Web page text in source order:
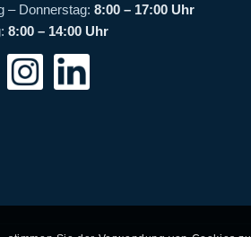
– Donnerstag: 8:00 – 17:00 Uhr
8:00 – 14:00 Uhr